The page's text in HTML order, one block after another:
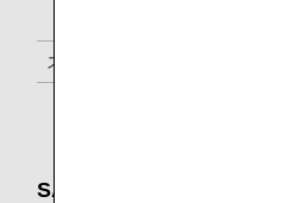
スーパーフライヤーズ会員
SATSプレミアラウンジ：